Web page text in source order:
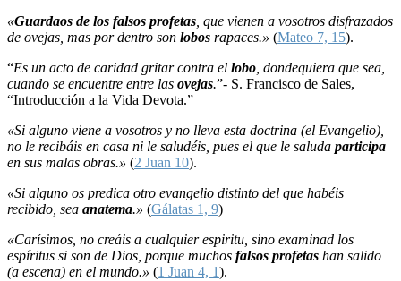
«Guardaos de los falsos profetas , que vienen a vosotros disfrazados
de ovejas, mas por dentro son lobos rapaces.» (Mateo 7, 15).
“Es un acto de caridad gritar contra el lobo , dondequiera que sea,
cuando se encuentre entre las ovejas.”- S. Francisco de Sales,
“Introducción a la Vida Devota.”
«Si alguno viene a vosotros y no lleva esta doctrina (el Evangelio),
no le recibáis en casa ni le saludéis, pues el que le saluda participa
en sus malas obras.» (2 Juan 10).
«Si alguno os predica otro evangelio distinto del que habéis
recibido, sea anatema.» (Gálatas 1, 9)
«Carísimos, no creáis a cualquier espiritu, sino examinad los
espíritus si son de Dios, porque muchos falsos profetas han salido
(a escena) en el mundo.» (1 Juan 4, 1).